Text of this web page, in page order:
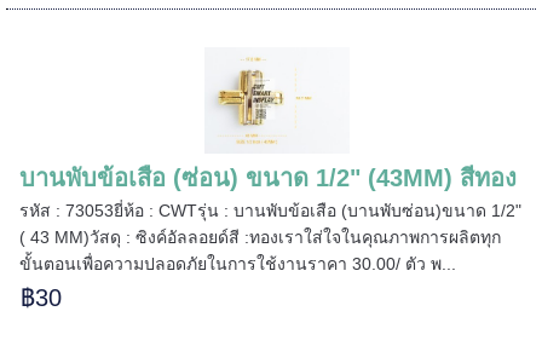
บานพับข้อเสือ (ซ่อน) ขนาด 1/2" (43MM) สีทอง
รหัส : 73053ยี่ห้อ : CWTรุ่น : บานพับข้อเสือ (บานพับซ่อน)ขนาด 1/2"
( 43 MM)วัสดุ : ซิงค์อัลลอยด์สี :ทองเราใส่ใจในคุณภาพการผลิตทุก
ขั้นตอนเพื่อความปลอดภัยในการใช้งานราคา 30.00/ ตัว พ...
฿30